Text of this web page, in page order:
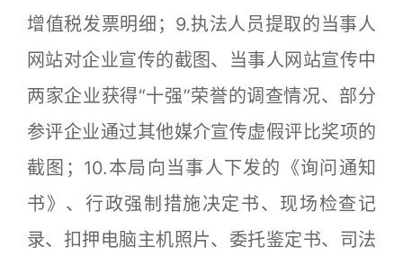
增值税发票明细；9.执法人员提取的当事人
网站对企业宣传的截图、当事人网站宣传中
两家企业获得“十强”荣誉的调查情况、部分
参评企业通过其他媒介宣传虚假评比奖项的
截图；10.本局向当事人下发的《询问通知
书》、行政强制措施决定书、现场检查记
录、扣押电脑主机照片、委托鉴定书、司法